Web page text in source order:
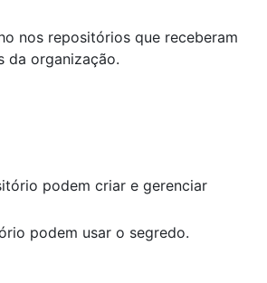
nos repositórios que receberam
da organização.
podem criar e gerenciar
podem usar o segredo.